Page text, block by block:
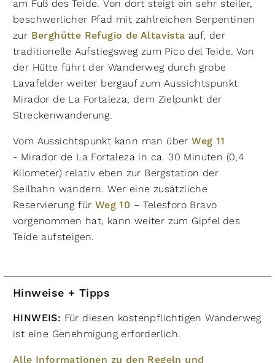
am Fuß des Teide. Von dort steigt ein sehr steiler,
beschwerlicher Pfad mit zahlreichen Serpentinen
zur Berghütte Refugio de Altavista auf, der
traditionelle Aufstiegsweg zum Pico del Teide. Von
der Hütte führt der Wanderweg durch grobe
Lavafelder weiter bergauf zum Aussichtspunkt
Mirador de La Fortaleza, dem Zielpunkt der
Streckenwanderung.
Vom Aussichtspunkt kann man überWeg 11
- Mirador de La Fortaleza in ca. 30 Minuten (0,4
Kilometer) relativ eben zur Bergstation der
Seilbahn wandern. Wer eine zusätzliche
Reservierung für Weg 10 – Telesforo Bravo
vorgenommen hat, kann weiter zum Gipfel des
Teide aufsteigen.
Hinweise + Tipps
HINWEIS: Für diesen kostenpflichtigen Wanderweg
ist eine Genehmigung erforderlich.
Alle Informationen zu den Regeln und